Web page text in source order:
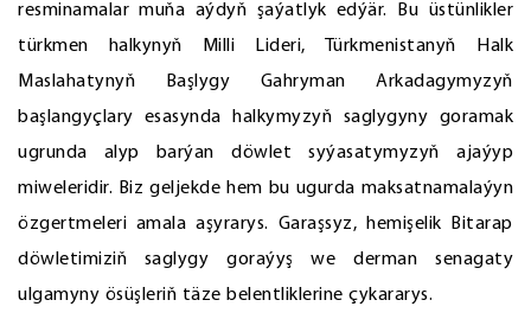
resminamalar muňa aýdyň şaýatlyk edýär. Bu üstünlikler
türkmen halkynyň Milli Lideri, Türkmenistanyň Halk
Maslahatynyň Başlygy Gahryman Arkadagymyzyň
başlangyçlary esasynda halkymyzyň saglygyny goramak
ugrunda alyp barýan döwlet syýasatymyzyň ajaýyp
miweleridir. Biz geljekde hem bu ugurda maksatnamalaýyn
özgertmeleri amala aşyrarys. Garaşsyz, hemişelik Bitarap
döwletimiziň saglygy goraýyş we derman senagaty
ulgamyny ösüşleriň täze belentliklerine çykararys.